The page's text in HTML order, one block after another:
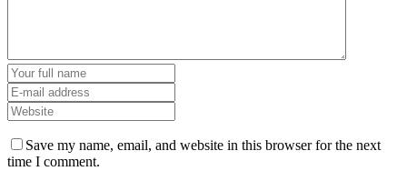
Save my name, email, and website in this browser for the next
time I comment.